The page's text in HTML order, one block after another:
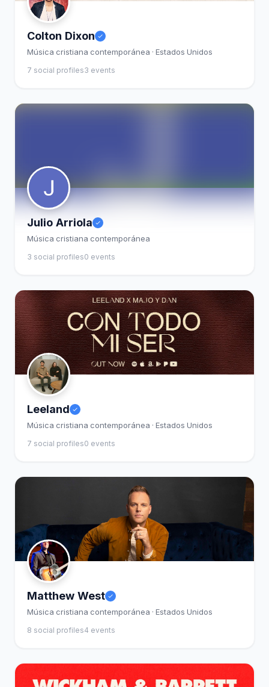
Colton Dixon
Música cristiana contemporánea · Estados Unidos
7 social profiles3 events
Julio Arriola
Música cristiana contemporánea
3 social profiles0 events
Leeland
Música cristiana contemporánea · Estados Unidos
7 social profiles0 events
Matthew West
Música cristiana contemporánea · Estados Unidos
8 social profiles4 events